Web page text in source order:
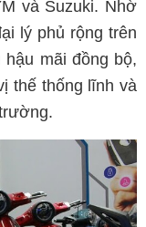
và Suzuki. Nhờ
lý phủ rộng trên
mãi đồng bộ,
thế thống lĩnh và